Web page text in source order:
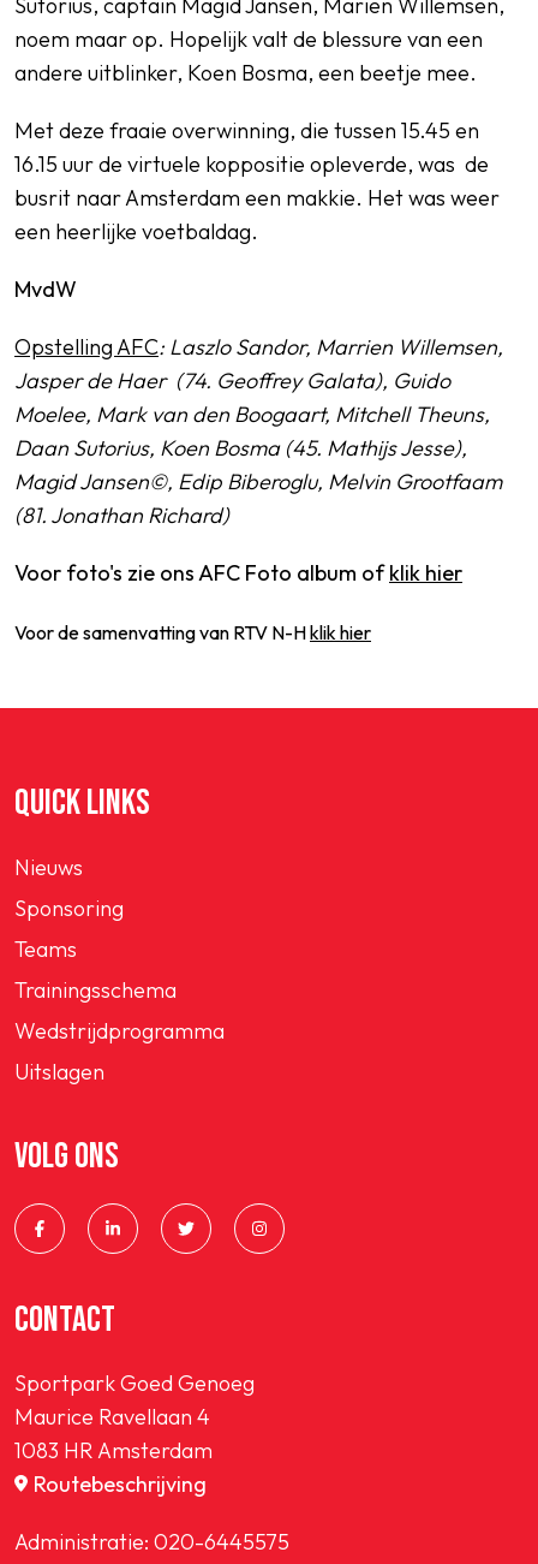
noem maar op. Hopelijk valt de blessure van een
andere uitblinker, Koen Bosma, een beetje mee.
Met deze fraaie overwinning, die tussen 15.45 en
16.15 uur de virtuele koppositie opleverde, was de
busrit naar Amsterdam een makkie. Het was weer
een heerlijke voetbaldag.
MvdW
Opstelling AFC: Laszlo Sandor, Marrien Willemsen,
Jasper de Haer (74. Geoffrey Galata), Guido
Moelee, Mark van den Boogaart, Mitchell Theuns,
Daan Sutorius, Koen Bosma (45. Mathijs Jesse),
Magid Jansen©, Edip Biberoglu, Melvin Grootfaam
(81. Jonathan Richard)
Voor foto's zie ons AFC Foto album ofklik hier
Voor de samenvatting van RTV N-Hklik hier
QUICK LINKS
Nieuws
Sponsoring
Teams
Trainingsschema
Wedstrijdprogramma
Uitslagen
VOLG ONS
CONTACT
Sportpark Goed Genoeg
Maurice Ravellaan 4
1083 HR Amsterdam
Routebeschrijving
Administratie: 020-6445575